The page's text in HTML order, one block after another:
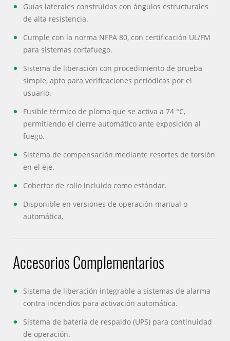
Guías laterales construidas con ángulos estructurales
de alta resistencia.
Cumple con la norma NFPA 80, con certificación UL/FM
para sistemas cortafuego.
Sistema de liberación con procedimiento de prueba
simple, apto para verificaciones periódicas por el
usuario.
Fusible térmico de plomo que se activa a 74 °C,
permitiendo el cierre automático ante exposición al
fuego.
Sistema de compensación mediante resortes de torsión
en el eje.
Cobertor de rollo incluido como estándar.
Disponible en versiones de operación manual o
automática.
Accesorios Complementarios
Sistema de liberación integrable a sistemas de alarma
contra incendios para activación automática.
Sistema de batería de respaldo (UPS) para continuidad
de operación.